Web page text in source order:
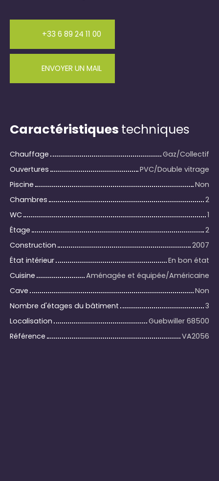
+33 6 89 24 11 00
ENVOYER UN MAIL
Caractéristiques techniques
Chauffage
Gaz/Collectif
Ouvertures
PVC/Double vitrage
Piscine
Non
Chambres
2
WC
1
Étage
2
Construction
2007
État intérieur
En bon état
Cuisine
Aménagée et équipée/Américaine
Cave
Non
Nombre d'étages du bâtiment
3
Localisation
Guebwiller 68500
Référence
VA2056